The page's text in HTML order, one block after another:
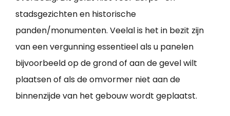
stadsgezichten en historische
panden/monumenten. Veelal is het in bezit zijn
van een vergunning essentieel als u panelen
bijvoorbeeld op de grond of aan de gevel wilt
plaatsen of als de omvormer niet aan de
binnenzijde van het gebouw wordt geplaatst.